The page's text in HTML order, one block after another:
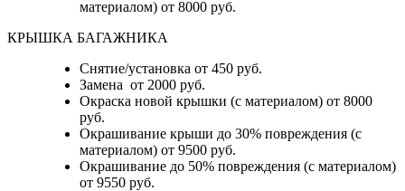
материалом) от 8000 руб.
КРЫШКА БАГАЖНИКА
Снятие/установка от 450 руб.
Замена от 2000 руб.
Окраска новой крышки (с материалом) от 8000
руб.
Окрашивание крыши до 30% повреждения (с
материалом) от 9500 руб.
Окрашивание до 50% повреждения (с материалом)
от 9550 руб.